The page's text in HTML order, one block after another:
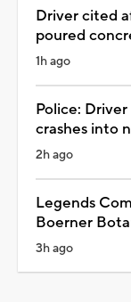
Driver cited
poured
1h ago
Police:
crashes into
2h ago
Legends
Boerner
3h ago